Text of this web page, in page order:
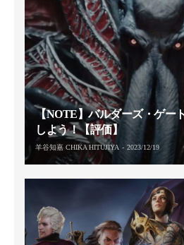
【NOTE】バルダーズ・ゲー
しよう！【評価】
羊谷知嘉 CHIKA HITUJIYA 2023/12/19